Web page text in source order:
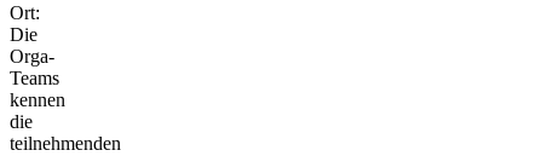
Ort:
Die
Orga-
Teams
kennen
die
teilnehmenden